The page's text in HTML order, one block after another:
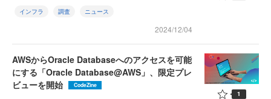
インフラ 調査 ニュース
2024/12/04
AWSからOracle Databaseへのアクセスを可能
にする「Oracle Database@AWS」、限定プレ
ビューを開始
CodeZine
1